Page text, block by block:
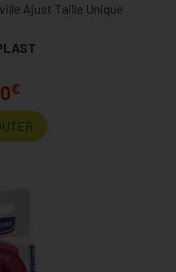
Ajust Taille Unique
€